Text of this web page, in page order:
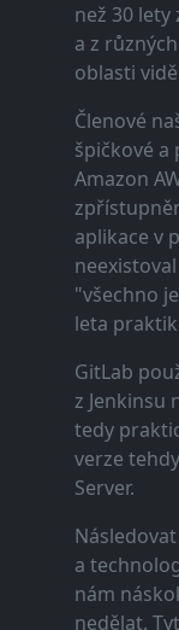
než 30
a z
oblasti
Členové
špičkové a
Amazon
aplikace v
"všechno
leta
GitLab
z Jenkinsu
tedy
verze
Server.
a
nám
nedělat.